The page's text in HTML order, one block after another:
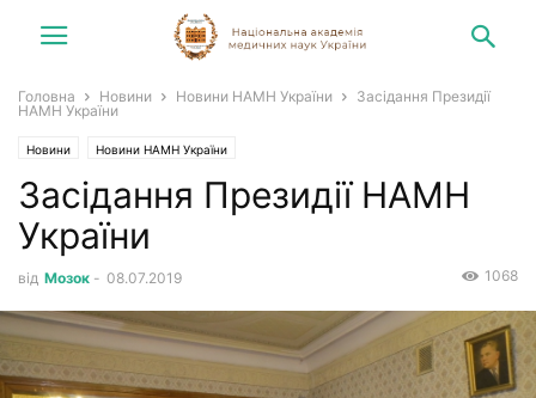
Головна Новини Новини НАМН України
Засідання Президії
НАМН України
Новини Новини НАМН України
Засідання Президії НАМН
України
від Мозок - 08.07.2019 1068